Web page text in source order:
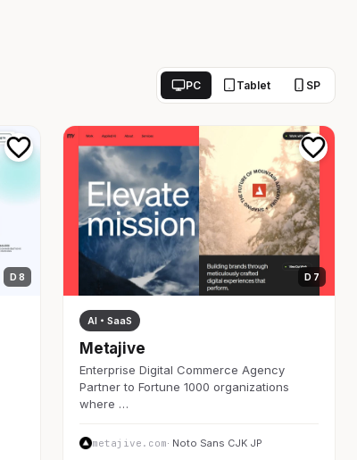
PC Tablet SP
D 8 D 7
AI・SaaS
Metajive
Enterprise Digital Commerce Agency
Partner to Fortune 1000 organizations
where …
metajive.com· Noto Sans CJK JP